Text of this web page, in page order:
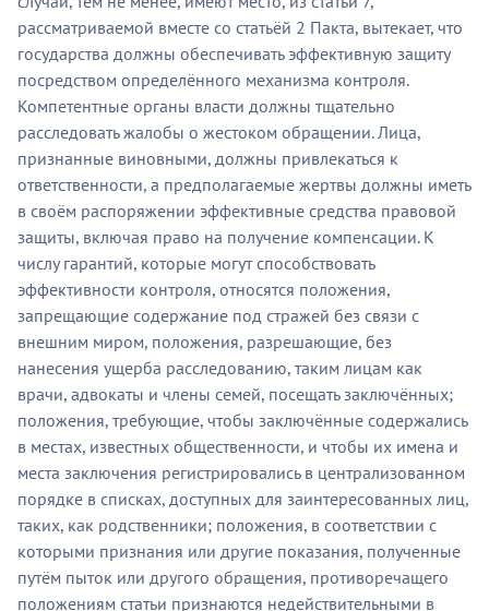
рассматриваемой вместе со статьёй 2 Пакта, вытекает, что
государства должны обеспечивать эффективную защиту
посредством определённого механизма контроля.
Компетентные органы власти должны тщательно
расследовать жалобы о жестоком обращении. Лица,
признанные виновными, должны привлекаться к
ответственности, а предполагаемые жертвы должны иметь
в своём распоряжении эффективные средства правовой
защиты, включая право на получение компенсации. К
числу гарантий, которые могут способствовать
эффективности контроля, относятся положения,
запрещающие содержание под стражей без связи с
внешним миром, положения, разрешающие, без
нанесения ущерба расследованию, таким лицам как
врачи, адвокаты и члены семей, посещать заключённых;
положения, требующие, чтобы заключённые содержались
в местах, известных общественности, и чтобы их имена и
места заключения регистрировались в централизованном
порядке в списках, доступных для заинтересованных лиц,
таких, как родственники; положения, в соответствии с
которыми признания или другие показания, полученные
путём пыток или другого обращения, противоречащего
положениям статьи признаются недействительными в